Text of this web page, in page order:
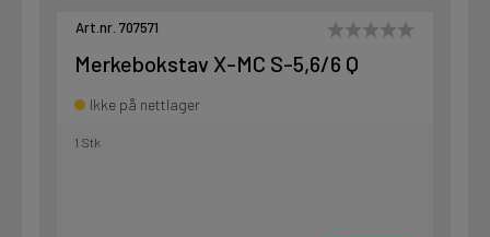
Art.nr. 707571
Merkebokstav X-MC S-5,6/6 Q
Ikke på nettlager
1 Stk